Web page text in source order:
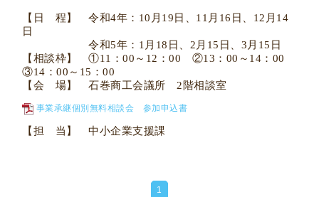
【日 程】 令和4年： 10 月 19 日、 11 月 16 日、 12 月 14
日
令和5年： 1 月 18 日、 2 月 15 日、 3 月 15 日
【相談枠】 ①11 ：00 ～ 12 ：00 ②13 ： 00 ～ 14 ： 00
③14 ：00 ～ 15 ：00
【会 場】 石巻商工会議所 2 階相談室
事業承継個別無料相談会 参加申込書
【担 当】 中小企業支援課
1